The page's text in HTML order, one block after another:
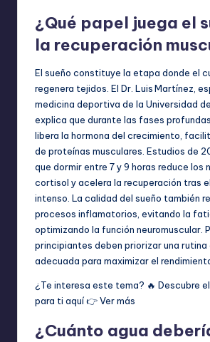
¿Qué papel juega el
la recuperación
El sueño constituye la etapa donde el
regenera tejidos. El Dr. Luis Martínez,
medicina deportiva de la Universidad
explica que durante las fases
libera la hormona del crecimiento,
de proteínas musculares. Estudios de
que dormir entre 7 y 9 horas reduce los
cortisol y acelera la recuperación tras
intenso. La calidad del sueño también
procesos inflamatorios, evitando la
optimizando la función neuromuscular.
principiantes deben priorizar una rutina
adecuada para maximizar el
¿Te interesa este tema? 🔥 Descubre
para ti aquí 👉Ver más
¿Cuánto agua